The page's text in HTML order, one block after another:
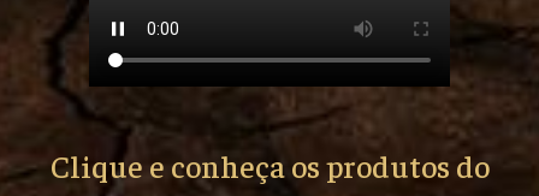
Clique e conheça os produtos do